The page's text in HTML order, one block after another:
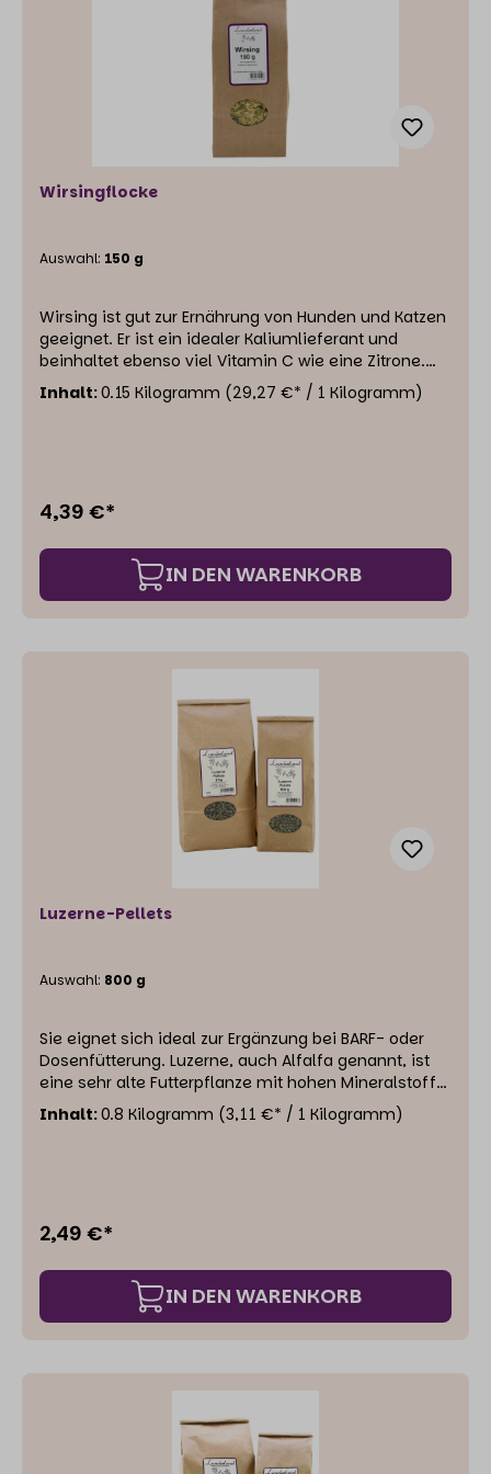
Wirsingflocke
Auswahl: 150 g
Wirsing ist gut zur Ernährung von Hunden und Katzen
geeignet. Er ist ein idealer Kaliumlieferant und
beinhaltet ebenso viel Vitamin C wie eine Zitrone.
Man sagt ihm nach, dass er einen positiven Einfluss
auf Herz, Blutgefäße und die Nieren hat.
Inhalt:0.15 Kilogramm (29,27 €* / 1 Kilogramm)
4,39 €*
IN DEN WARENKORB
Luzerne-Pellets
Auswahl: 800 g
Sie eignet sich ideal zur Ergänzung bei BARF- oder
Dosenfütterung. Luzerne, auch Alfalfa genannt, ist
eine sehr alte Futterpflanze mit hohen Mineralstoff-
und Vitamingehalten. Gleichzeitig ist sie durch ihren
hohen Rohfaseranteil eine sehr gute
sein. Einzelfuttermittel für Hunde und Katzen
Inhalt:0.8 Kilogramm (3,11 €* / 1 Kilogramm)
2,49 €*
IN DEN WARENKORB